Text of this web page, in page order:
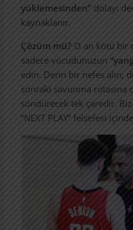
yüklemesinden” dolayı
kaynaklanır.
Çözüm mü? O an kötü bir
sadece vücudunuzun
edin. Derin bir nefes alın;
sonraki savunma rotasına
söndürecek tek çaredir.
“NEXT PLAY” felsefesi